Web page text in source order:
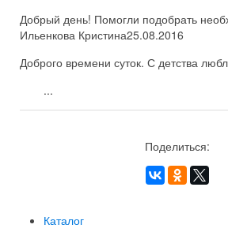
Добрый день! Помогли подобрать
Ильенкова Кристина25.08.2016
Доброго времени суток. С детства
...
Поделиться:
Каталог